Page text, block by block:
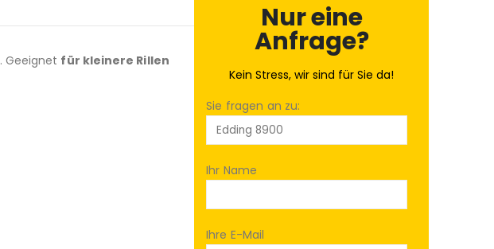
. Geeignet für kleinere Rillen
Nur eine
Anfrage?
Kein Stress, wir sind für Sie da!
Sie fragen an zu:
Ihr Name
Ihre E-Mail